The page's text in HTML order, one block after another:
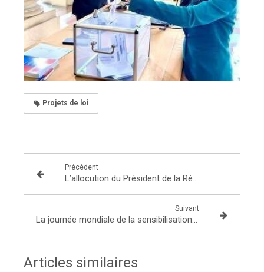
Projets de loi
Précédent
L’allocution du Président de la République le 31 mars 2021
Suivant
La journée mondiale de la sensibilisation à l’autisme
Articles similaires